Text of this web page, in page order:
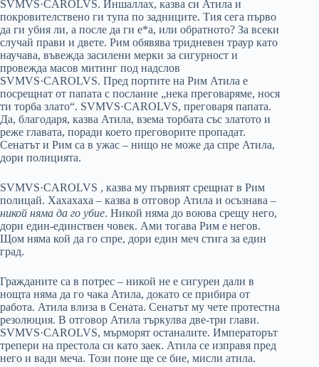
SVMVS·CAROLVS. Иншаллах, казва си Атила и
покровителствено ги тупа по задниците. Тия сега първо
да ги убия ли, а после да ги е*а, или обратното? За всеки
случай прави и двете. Рим обявява тридневен траур като
научава, въвежда засилени мерки за сигурност и
провежда масов митинг под надслов
SVMVS·CAROLVS. Пред портите на Рим Атила е
посрещнат от папата с послание „нека преговаряме, нося
ти торба злато“. SVMVS·CAROLVS, преговаря папата.
Да, благодаря, казва Атила, взема торбата със златото и
реже главата, поради което преговорите пропадат.
Сенатът и Рим са в ужас – нищо не може да спре Атила,
дори полицията.
SVMVS·CAROLVS , казва му първият срещнат в Рим
полицай. Хахахаха – казва в отговор Атила и осъзнава –
никой няма да го убие. Никой няма до воюва срещу него,
дори един-единствен човек. Ами тогава Рим е негов.
Щом няма кой да го спре, дори един меч стига за един
град.
Гражданите са в потрес – никой не е сигурен дали в
нощта няма да го чака Атила, докато се прибира от
работа. Атила влиза в Сената. Сенатът му чете протестна
резолюция. В отговор Атила търкулва две-три глави.
SVMVS·CAROLVS, мърморят останалите. Императорът
трепери на престола си като заек. Атила се изправя пред
него и вади меча. Този поне ще се бие, мисли атила.